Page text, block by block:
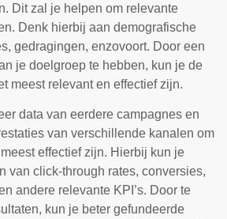
Dit zal je helpen om relevante
Denk hierbij aan demografische
gedragingen, enzovoort. Door een
je doelgroep te hebben, kun je de
meest relevant en effectief zijn.
data van eerdere campagnes en
van verschillende kanalen om
effectief zijn. Hierbij kun je
van click-through rates, conversies,
andere relevante KPI’s. Door te
kun je beter gefundeerde